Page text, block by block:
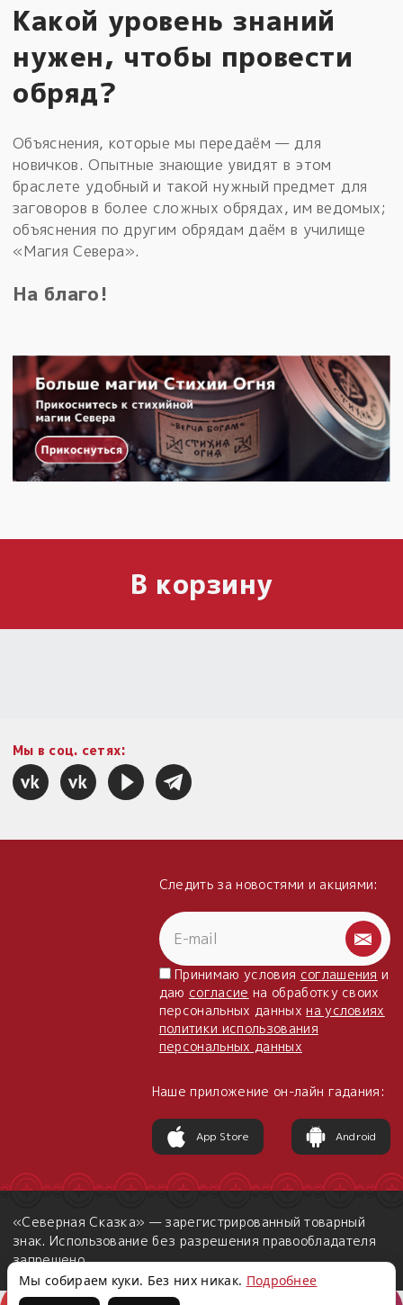
Какой уровень знаний
нужен, чтобы провести
обряд?
Объяснения, которые мы передаём — для
новичков. Опытные знающие увидят в этом
браслете удобный и такой нужный предмет для
заговоров в более сложных обрядах, им ведомых;
объяснения по другим обрядам даём в училище
«Магия Севера».
На благо!
В корзину
Мы в соц. сетях:
Следить за новостями и акциями:
Принимаю условия соглашения и
даю согласие на обработку своих
персональных данныхна условиях
политики использования
персональных данных
Наше приложение он-лайн гадания:
App Store Android
«Северная Сказка» — зарегистрированный товарный
знак. Использование без разрешения правообладателя
запрещено.
Мы собираем куки. Без них никак. Подробнее